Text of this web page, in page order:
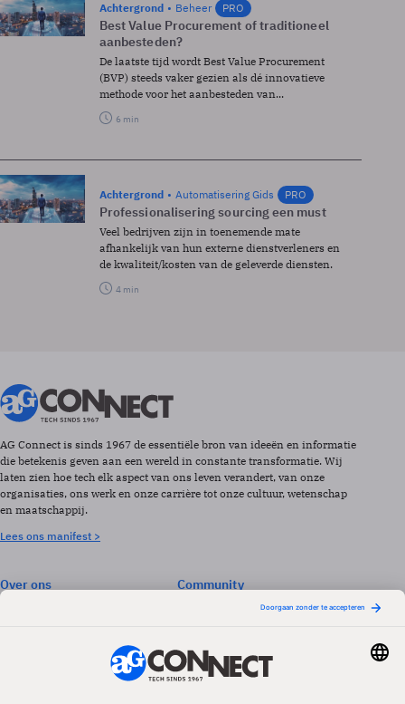
Achtergrond Beheer PRO
Best Value Procurement of traditioneel
aanbesteden?
De laatste tijd wordt Best Value Procurement
(BVP) steeds vaker gezien als dé innovatieve
methode voor het aanbesteden van...
6 min
Achtergrond Automatisering Gids PRO
Professionalisering sourcing een must
Veel bedrijven zijn in toenemende mate
afhankelijk van hun externe dienstverleners en
de kwaliteit/kosten van de geleverde diensten.
4 min
AG Connect is sinds 1967 de essentiële bron van ideeën en informatie
die betekenis geven aan een wereld in constante transformatie. Wij
laten zien hoe tech elk aspect van ons leven verandert, van onze
organisaties, ons werk en onze carrière tot onze cultuur, wetenschap
en maatschappij.
Lees ons manifest >
Over ons
Community
Events & Opleidingen
Vacatures
Whitepapers